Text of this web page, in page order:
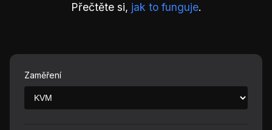
Přečtěte si, jak to funguje.
Zaměření